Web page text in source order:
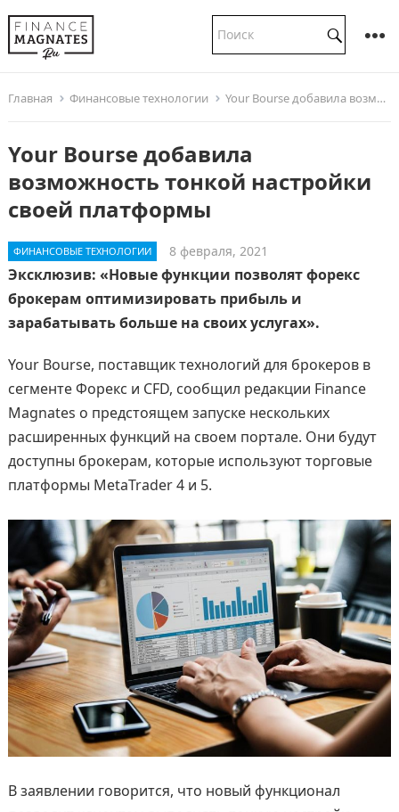
Главная Финансовые технологии Your Bourse добавила возможность тонкой настройки своей платформы
Your Bourse добавила
возможность тонкой настройки
своей платформы
ФИНАНСОВЫЕ ТЕХНОЛОГИИ 8 февраля, 2021
Эксклюзив: «Новые функции позволят форекс
брокерам оптимизировать прибыль и
зарабатывать больше на своих услугах».
Your Bourse, поставщик технологий для брокеров в
сегменте Форекс и CFD, сообщил редакции Finance
Magnates о предстоящем запуске нескольких
расширенных функций на своем портале. Они будут
доступны брокерам, которые используют торговые
платформы MetaTrader 4 и 5.
В заявлении говорится, что новый функционал